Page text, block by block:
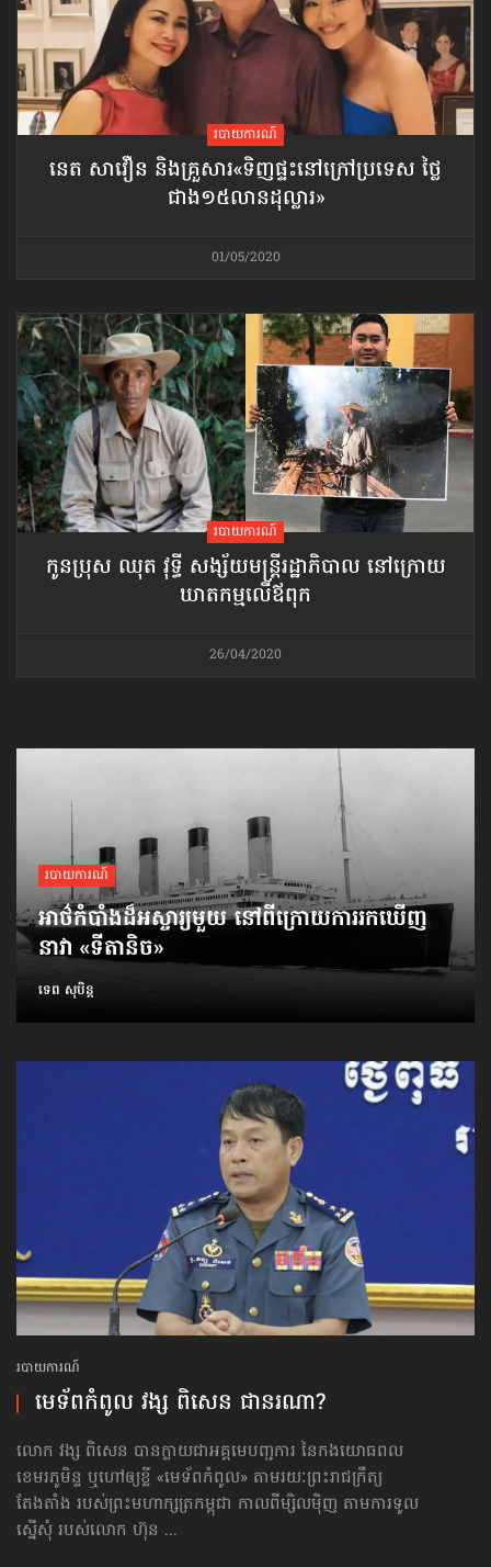
របាយការណ៍
នេត សាវឿន និង​គ្រួសារ​«ទិញ​ផ្ទះ​នៅក្រៅ​ប្រទេស ថ្លៃ
ជាង​១៥លាន​ដុល្លារ»
01/05/2020
របាយការណ៍
កូនប្រុស ឈុត វុទ្ធី សង្ស័យ​មន្ត្រីរដ្ឋាភិបាល នៅក្រោយ
ឃាតកម្ម​លើឪពុក
26/04/2020
របាយការណ៍
អាថ៌កំបាំង​ដ៏​អស្ចារ្យ​មួយ នៅ​ពី​ក្រោយ​ការ​រក​ឃើញ​
នាវា​ «ទីតានិច»
ទេព សុបិន្ត
របាយការណ៍
មេទ័ព​កំពូល វង្ស ពិសេន ជា​នរណា?
លោក វង្ស ពិសេន បានក្លាយជាអគ្គមេបញ្ជការ នៃកងយោធពល
ខេមរភូមិន្ទ ឬហៅឲ្យខ្លី «មេទ័ព​កំពូល» តាមរយៈព្រះរាជក្រឹត្យ
តែងតាំង របស់ព្រះមហាក្សត្រកម្ពុជា កាលពីម្សិលម៉ិញ តាមការទូល
ស្នើសុំ របស់លោក ហ៊ុន ...